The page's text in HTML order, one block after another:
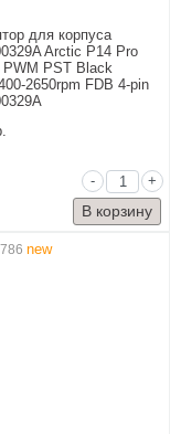
для корпуса
Arctic P14 Pro
PWM PST Black
2650rpm FDB 4-pin
-
+
new